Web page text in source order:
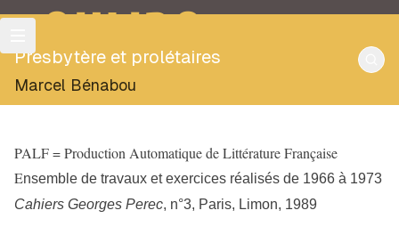
OULIPO
Presbytère et prolétaires
Marcel Bénabou
PALF = Production Automatique de Littérature Française
Ensemble de travaux et exercices réalisés de 1966 à 1973
Cahiers Georges Perec, n°3, Paris, Limon, 1989